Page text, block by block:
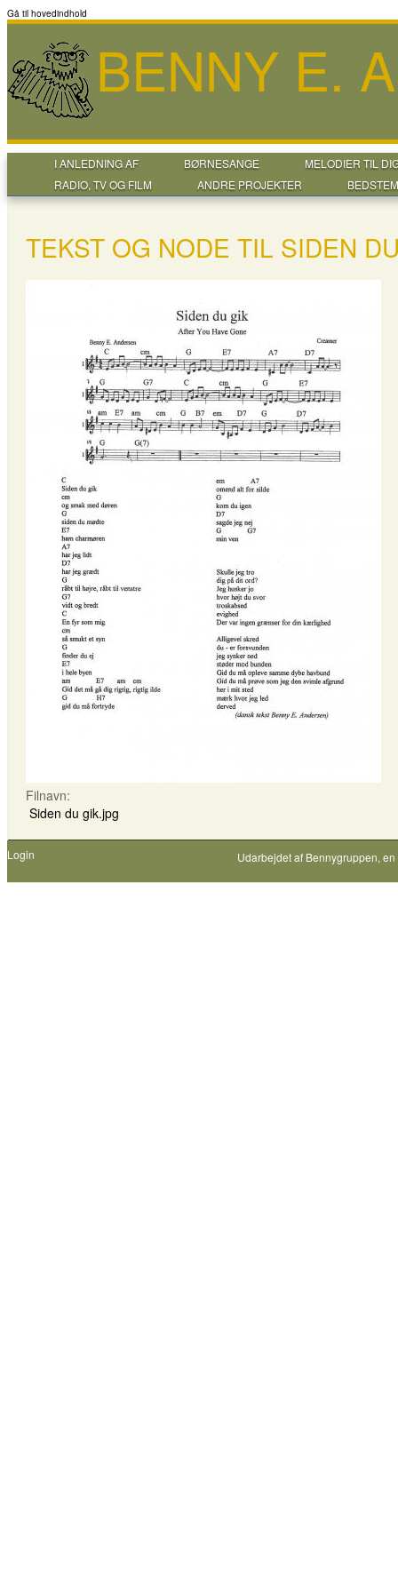
Gå til hovedindhold
BENNY E.
I ANLEDNING AF BØRNESANGE
MELODIER TIL
RADIO, TV OG FILM
ANDRE PROJEKTER
TEKST OG NODE TIL SIDEN
Filnavn:
Siden du gik.jpg
Login Udarbejdet af Bennygruppen,